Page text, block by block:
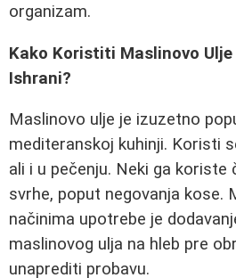
organizam.
Kako Koristiti Maslinovo Ulje
Ishrani?
Maslinovo ulje je izuzetno
mediteranskoj kuhinji. Koristi
ali i u pečenju. Neki ga koriste
svrhe, poput negovanja kose.
načinima upotrebe je
maslinovog ulja na hleb pre
unaprediti probavu.